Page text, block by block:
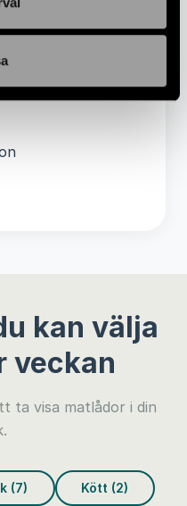
gul,
kan välja
veckan
ta visa matlådor i din
(7) Kött (2)